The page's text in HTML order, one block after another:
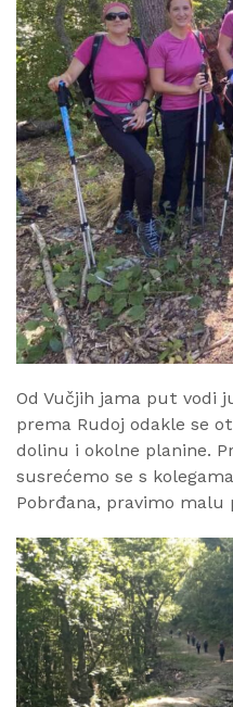
Od Vučjih jama put vodi
prema Rudoj odakle se
dolinu i okolne planine.
susrećemo se s
Pobrđana, pravimo